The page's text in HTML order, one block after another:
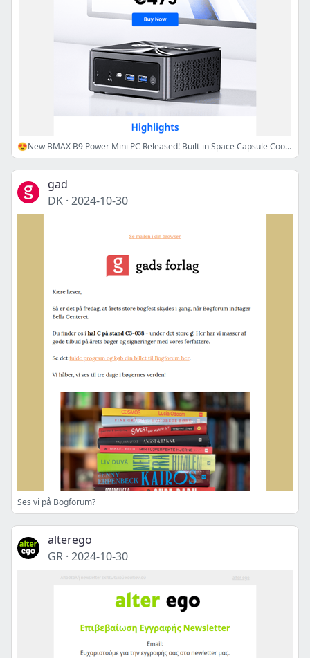
😍New BMAX B9 Power Mini PC Released! Built-in Space Capsule Cooling System.
gad
DK · 2024-10-30
Ses vi på Bogforum?
alterego
GR · 2024-10-30